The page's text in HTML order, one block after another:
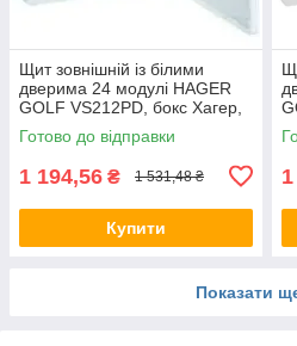
Щит зовнішній із білими
дверима 24 модулі HAGER
GOLF VS212РD, бокс Хагер,
шафа розподільна для
автоматів
Готово до відправки
1 194,56 ₴ 1 531,48 ₴
Купити
Показати